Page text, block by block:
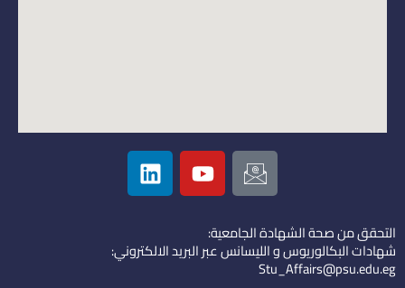
I
c
o
n
-
e
Y
o
u
u
b
L
i
n
e
d
التحقق من صحة الشهادة الجامعية:
شهادات البكالوريوس و الليسانس عبر البريد الالكتروني:
Stu_Affairs@psu.edu.eg